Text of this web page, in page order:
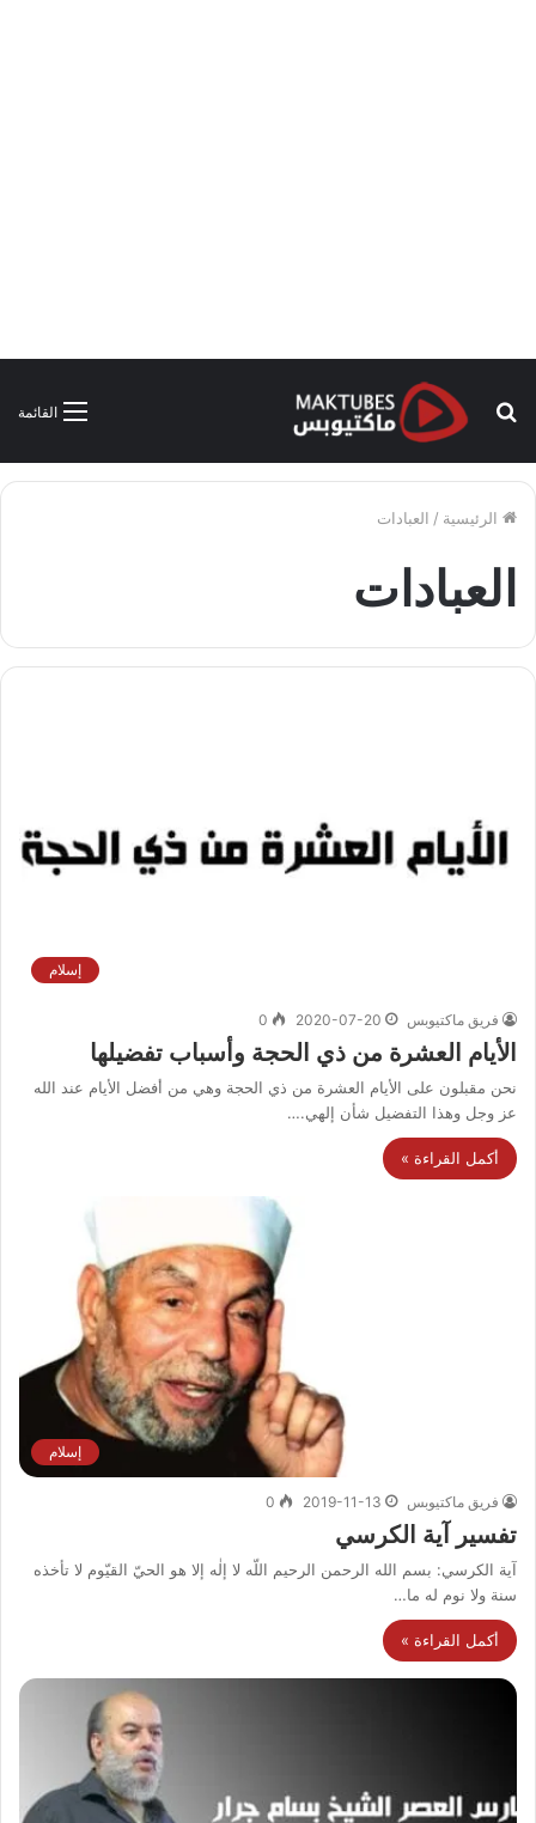
القائمة
بحث
الرئيسية / العبادات
العبادات
إسلام
فريق ماكتيوبس 2020-07-20
0
الأيام العشرة من ذي الحجة وأسباب تفضيلها
نحن مقبلون على الأيام العشرة من ذي الحجة وهي من أفضل الأيام عند الله
عز وجل وهذا التفضيل شأن إلهي.…
أكمل القراءة »
إسلام
فريق ماكتيوبس 2019-11-13
0
تفسير آية الكرسي
آية الكرسي: بسم الله الرحمن الرحيم اللّه لا إلٰه إلا هو الحيّ القيّوم لا تأخذه
سنة ولا نوم له ما…
أكمل القراءة »